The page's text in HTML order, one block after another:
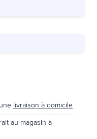
livraison à domicile
au magasin à